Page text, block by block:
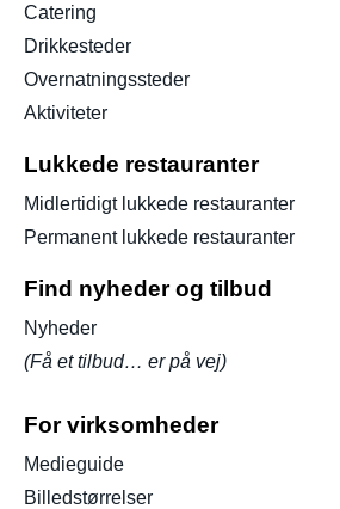
Catering
Drikkesteder
Overnatningssteder
Aktiviteter
Lukkede restauranter
Midlertidigt lukkede restauranter
Permanent lukkede restauranter
Find nyheder og tilbud
Nyheder
(Få et tilbud… er på vej)
For virksomheder
Medieguide
Billedstørrelser